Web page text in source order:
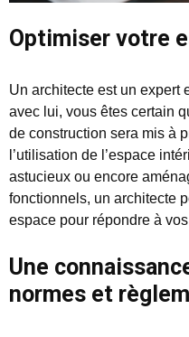
Optimiser votre
Un architecte est un expert
avec lui, vous êtes certain
de construction sera mis à
l’utilisation de l’espace
astucieux ou encore
fonctionnels, un architecte
espace pour répondre à
Une
normes et